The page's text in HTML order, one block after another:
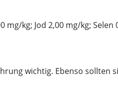
mg/kg; Jod 2,00 mg/kg; Selen
wichtig. Ebenso sollten